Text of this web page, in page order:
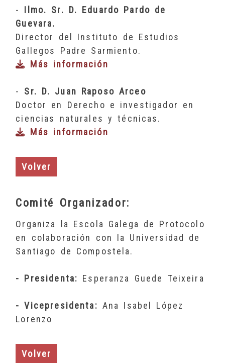
- Ilmo. Sr. D. Eduardo Pardo de
Guevara.
Director del Instituto de Estudios
Gallegos Padre Sarmiento.
Más información
- Sr. D. Juan Raposo Arceo
Doctor en Derecho e investigador en
ciencias naturales y técnicas.
Más información
Volver
Comité Organizador:
Organiza la Escola Galega de Protocolo
en colaboración con la Universidad de
Santiago de Compostela.
- Presidenta: Esperanza Guede Teixeira
- Vicepresidenta: Ana Isabel López
Lorenzo
Volver